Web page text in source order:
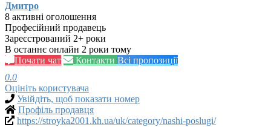
Дмитро
8 активні оголошення
Професійний продавець
Зареєстрований 2+ роки
В останнє онлайн 2 роки тому
Почати чат
Контакти Всі пропозиції
0.0
Оцініть користувача
Увійдіть, щоб показати номер
Профіль продавця
https://stroyka2001.kh.ua/uk/category/nashi-poslugi/